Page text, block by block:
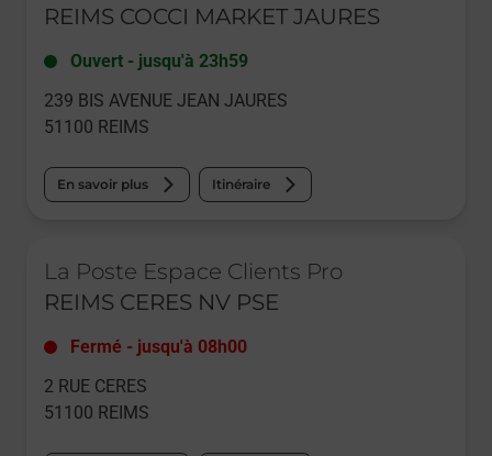
REIMS COCCI MARKET JAURES
Ouvert - jusqu'à 23h59
239 BIS AVENUE JEAN JAURES
51100 REIMS
En savoir plus Itinéraire
La Poste Espace Clients Pro
REIMS CERES NV PSE
Fermé - jusqu'à 08h00
2 RUE CERES
51100 REIMS